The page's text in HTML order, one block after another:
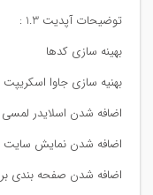
توضیحات آپدیت 1.3 :
بهینه سازی کدها
بهنیه سازی جاوا اسکریپت
اضافه شدن اسلایدر لمسی
اضافه شدن نمایش سایت
اضافه شدن صفحه بندی